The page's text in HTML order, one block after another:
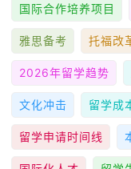
国际合作培养项目
雅思备考 托福改
2026年留学趋势
文化冲击 留学成
留学申请时间线